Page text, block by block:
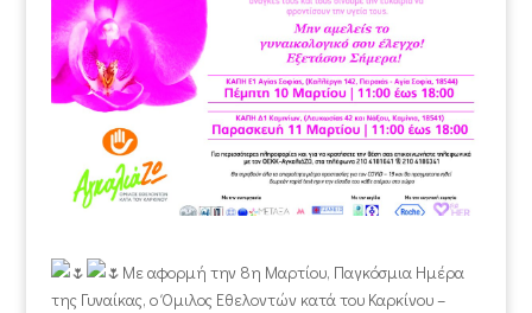
Με αφορμή την 8η Μαρτίου, Παγκόσμια Ημέρα
της Γυναίκας, ο Όμιλος Εθελοντών κατά του Καρκίνου –